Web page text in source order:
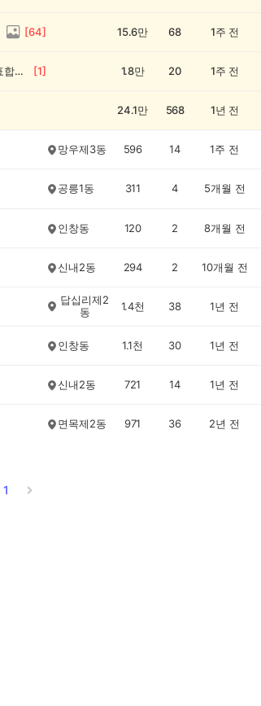
[64] 15.6만 68 1주 전
💰[당첨자 발표] 우리 동네 썰전 12회차 당첨자를 발표합니다! [1] 1.8만 20 1주 전
24.1만 568 1년 전
망우제3동 596 14 1주 전
공릉1동 311 4 5개월 전
인창동 120 2 8개월 전
신내2동 294 2 10개월 전
답십리제2
동
1.4천 38 1년 전
인창동 1.1천 30 1년 전
신내2동 721 14 1년 전
면목제2동 971 36 2년 전
1